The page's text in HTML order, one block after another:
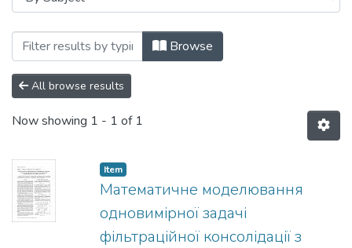
Browsing 061: Фізико-математичні
Browse
All browse results
Now showing 1 - 1 of 1
Item
Математичне моделювання
одновимірної задачі
фільтраційної консолідації з